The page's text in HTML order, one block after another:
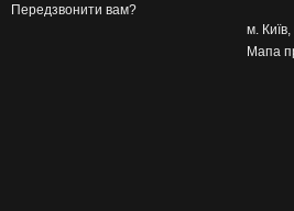
Передзвонити вам?
м.
Мапа